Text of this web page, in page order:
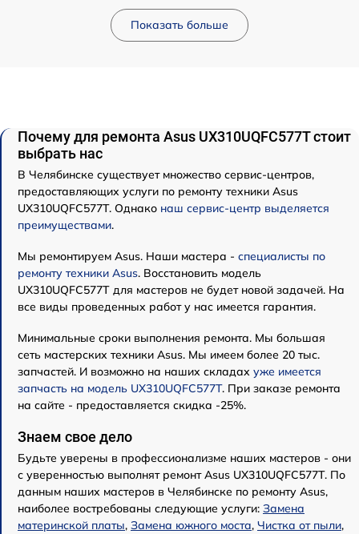
Показать больше
Почему для ремонта Asus UX310UQFC577T стоит
выбрать нас
В Челябинске существует множество сервис-центров,
предоставляющих услуги по ремонту техники Asus
UX310UQFC577T. Однако наш сервис-центр выделяется
преимуществами.
Мы ремонтируем Asus. Наши мастера - специалисты по
ремонту техники Asus. Восстановить модель
UX310UQFC577T для мастеров не будет новой задачей. На
все виды проведенных работ у нас имеется гарантия.
Минимальные сроки выполнения ремонта. Мы большая
сеть мастерских техники Asus. Мы имеем более 20 тыс.
запчастей. И возможно на наших складах уже имеется
запчасть на модель UX310UQFC577T. При заказе ремонта
на сайте - предоставляется скидка -25%.
Знаем свое дело
Будьте уверены в профессионализме наших мастеров - они
с уверенностью выполнят ремонт Asus UX310UQFC577T. По
данным наших мастеров в Челябинске по ремонту Asus,
наиболее востребованы следующие услуги: Замена
материнской платы, Замена южного моста, Чистка от пыли,